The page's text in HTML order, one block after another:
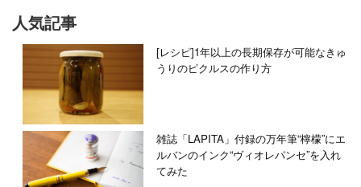
人気記事
[レシピ]1年以上の長期保存が可能なきゅ
うりのピクルスの作り方
雑誌「LAPITA」付録の万年筆“檸檬”にエ
ルバンのインク“ヴィオレパンセ”を入れ
てみた